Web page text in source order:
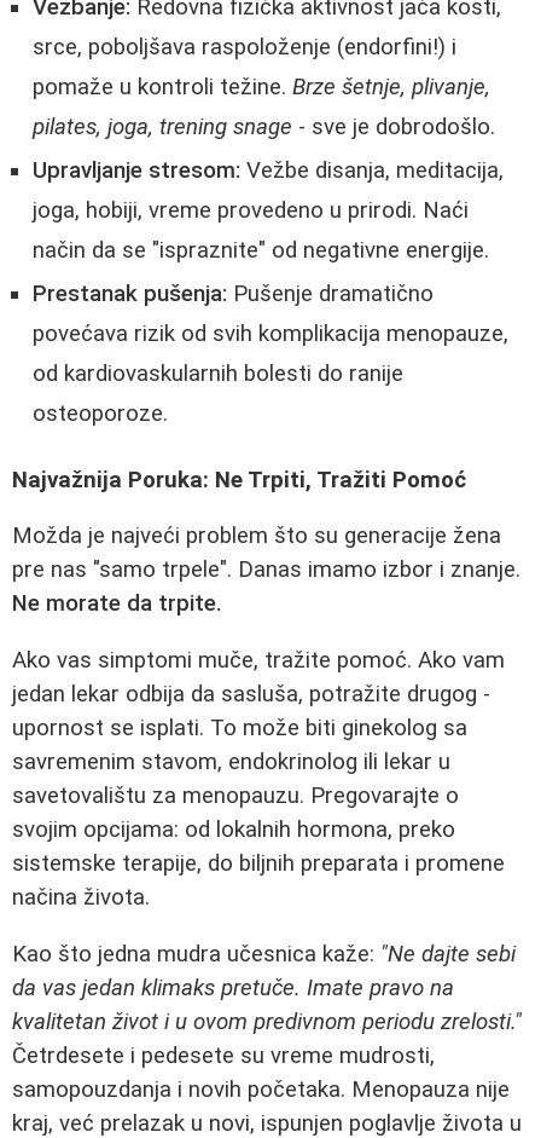
Vezbanje: Redovna fizička aktivnost jača kosti,
srce, poboljšava raspoloženje (endorfini!) i
pomaže u kontroli težine. Brze šetnje, plivanje,
pilates, joga, trening snage - sve je dobrodošlo.
Upravljanje stresom: Vežbe disanja, meditacija,
joga, hobiji, vreme provedeno u prirodi. Naći
način da se "ispraznite" od negativne energije.
Prestanak pušenja: Pušenje dramatično
povećava rizik od svih komplikacija menopauze,
od kardiovaskularnih bolesti do ranije
osteoporoze.
Najvažnija Poruka: Ne Trpiti, Tražiti Pomoć
Možda je najveći problem što su generacije žena
pre nas "samo trpele". Danas imamo izbor i znanje.
Ne morate da trpite.
Ako vas simptomi muče, tražite pomoć. Ako vam
jedan lekar odbija da sasluša, potražite drugog -
upornost se isplati. To može biti ginekolog sa
savremenim stavom, endokrinolog ili lekar u
savetovalištu za menopauzu. Pregovarajte o
svojim opcijama: od lokalnih hormona, preko
sistemske terapije, do biljnih preparata i promene
načina života.
Kao što jedna mudra učesnica kaže: "Ne dajte sebi
da vas jedan klimaks pretuče. Imate pravo na
kvalitetan život i u ovom predivnom periodu zrelosti."
Četrdesete i pedesete su vreme mudrosti,
samopouzdanja i novih početaka. Menopauza nije
kraj, već prelazak u novi, ispunjen poglavlje života u